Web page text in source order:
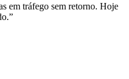
em tráfego sem retorno. Hoje
”